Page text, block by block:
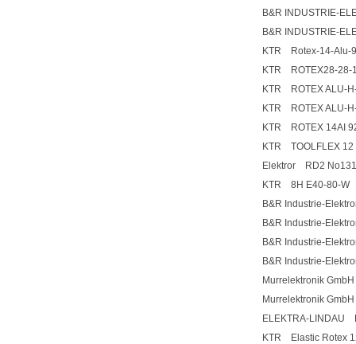
B&R INDUSTRIE-
B&R INDUSTRIE-
KTR Rotex-14-Alu-
KTR ROTEX28-28-
KTR ROTEX ALU-
KTR ROTEX ALU-
KTR ROTEX 14AI
KTR TOOLFLEX 12
Elektror RD2
KTR 8H E40-80-W
B&R Industrie-
B&R Industrie-
B&R Industrie-
B&R Industrie-
Murrelektronik
Murrelektronik
ELEKTRA-LINDAU
KTR Elastic Rotex